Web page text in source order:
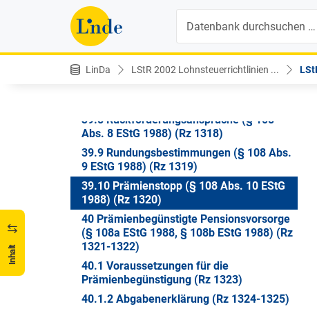
LinDa LStR 2002 Lohnsteuerrichtlinien ...
Inhalt
39.6 Vorzeitige Auflösung des
Bausparvertrages (§ 108 Abs. 6 EStG
1988) (Rz 1314)
39.7 Rückforderung zu Unrecht erstatteter
Prämien (§ 108 Abs. 7 EStG 1988) (Rz
39.8 Rückforderungsansprüche (§ 108
Abs. 8 EStG 1988) (Rz 1318)
39.9 Rundungsbestimmungen (§ 108 Abs.
9 EStG 1988) (Rz 1319)
39.10 Prämienstopp (§ 108 Abs. 10 EStG
1988) (Rz 1320)
40 Prämienbegünstigte Pensionsvorsorge
(§ 108a EStG 1988, § 108b EStG 1988) (Rz
1321-1322)
40.1 Voraussetzungen für die
Prämienbegünstigung (Rz 1323)
40.1.2 Abgabenerklärung (Rz 1324-1325)